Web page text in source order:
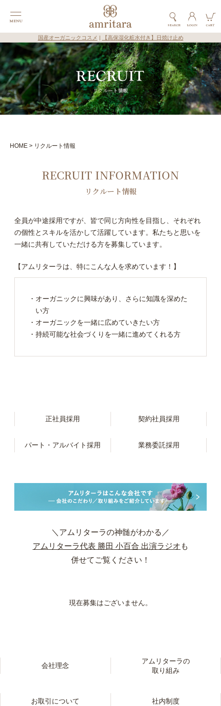
国産オーガニックコスメ 【高保湿化粧水付き】日焼け止め
リクルート情報
HOME リクルート情報
RECRUIT INFORMATION
リクルート情報
全員が中途採用ですが、皆で同じ方向性を目指し、それぞれ
の個性とスキルを活かして活躍しています。 私たちと思いを
一緒に共有していただける方を募集しています。
【アムリターラは、特にこんな人を求めています！】
・オーガニックに興味があり、さらに知識を深めた
い方
・オーガニックを一緒に広めていきたい方
・持続可能な社会づくりを一緒に進めてくれる方
正社員採用 契約社員採用
パート・アルバイト採用 業務委託採用
＼アムリターラの神髄がわかる／
アムリターラ代表 勝田 小百合 出演ラジオ も
併せてご覧ください！
現在募集はございません。
会社理念
アムリターラの
取り組み
お取引について 社内制度